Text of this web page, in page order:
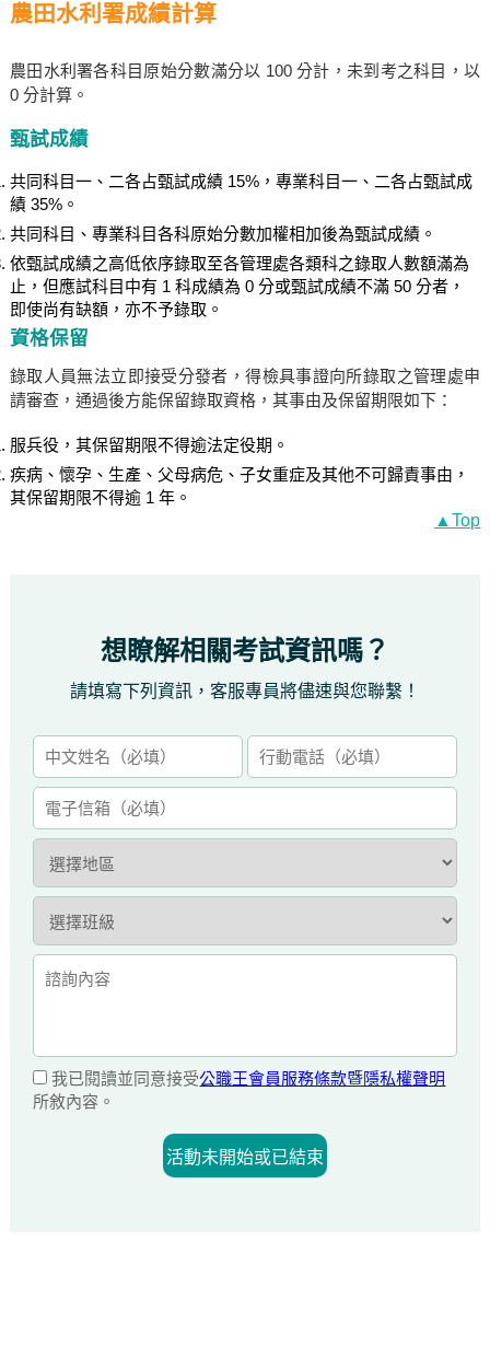
農田水利署成績計算
農田水利署各科目原始分數滿分以 100 分計，未到考之科目，以
0 分計算。
甄試成績
共同科目一、二各占甄試成績 15%，專業科目一、二各占甄試成
績 35%。
共同科目、專業科目各科原始分數加權相加後為甄試成績。
依甄試成績之高低依序錄取至各管理處各類科之錄取人數額滿為
止，但應試科目中有 1 科成績為 0 分或甄試成績不滿 50 分者，
即使尚有缺額，亦不予錄取。
資格保留
錄取人員無法立即接受分發者，得檢具事證向所錄取之管理處申
請審查，通過後方能保留錄取資格，其事由及保留期限如下：
服兵役，其保留期限不得逾法定役期。
疾病、懷孕、生產、父母病危、子女重症及其他不可歸責事由，
其保留期限不得逾 1 年。
▲Top
想瞭解相關考試資訊嗎？
請填寫下列資訊，客服專員將儘速與您聯繫！
我已閱讀並同意接受公職王會員服務條款暨隱私權聲明
所敘內容。
活動未開始或已結束